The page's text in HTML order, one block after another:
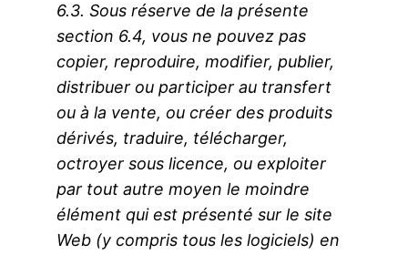
6.3. Sous réserve de la présente
section 6.4, vous ne pouvez pas
copier, reproduire, modifier, publier,
distribuer ou participer au transfert
ou à la vente, ou créer des produits
dérivés, traduire, télécharger,
octroyer sous licence, ou exploiter
par tout autre moyen le moindre
élément qui est présenté sur le site
Web (y compris tous les logiciels) en